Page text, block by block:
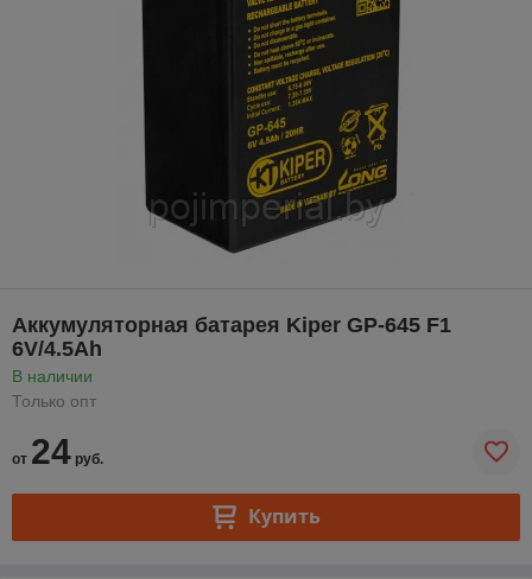
Аккумуляторная батарея Kiper GP-645 F1
6V/4.5Ah
В наличии
Только опт
от 24 руб.
Купить